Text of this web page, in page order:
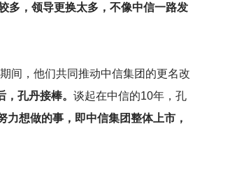
多，领导更换太多，不像中信一路发
期间，他们共同推动中信集团的更名改
孔丹接棒。 谈起在中信的10年，孔
想做的事，即中信集团整体上市，